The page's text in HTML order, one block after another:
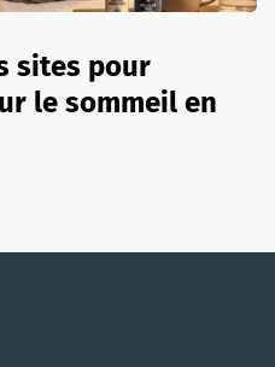
sites pour
le sommeil en